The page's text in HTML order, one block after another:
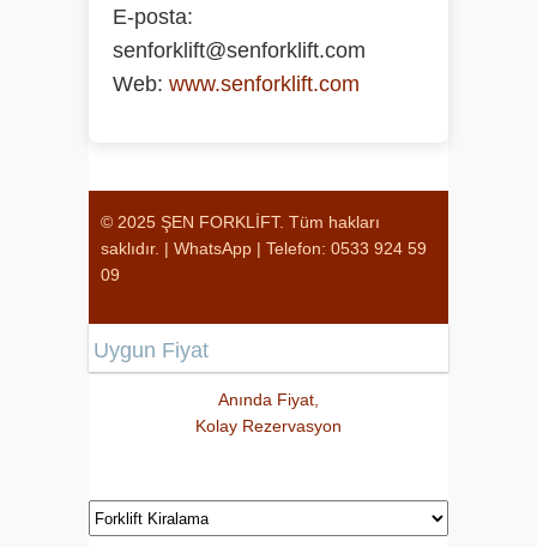
E-posta:
senforklift@senforklift.com
Web: www.senforklift.com
© 2025 ŞEN FORKLİFT. Tüm hakları
saklıdır. | WhatsApp | Telefon: 0533 924 59
09
Uygun Fiyat
Anında Fiyat,
Kolay Rezervasyon